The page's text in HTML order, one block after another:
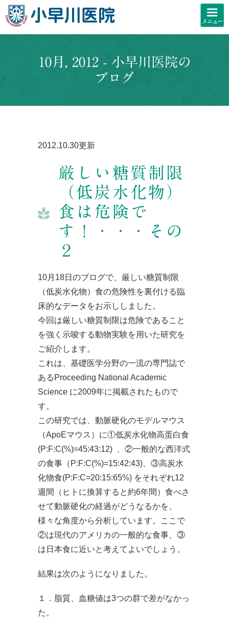
10月, 2012 - 小早川医院の
ブログ
2012.10.30更新
厳しい糖質制限
（低炭水化物）
食は危険で
す！・・・その
２
10月18日のブログで、厳しい糖質制限
（低炭水化物）食の危険性を裏付ける臨
床的なデータをお示ししました。
今回は厳しい糖質制限は危険であること
を強く示唆する動物実験を用いた研究を
ご紹介します。
これは、基礎医学分野の一流の専門誌で
あるProceeding National Academic
Science に2009年に掲載されたもので
す。
この研究では、動脈硬化のモデルマウス
（ApoEマウス）に①低炭水化物高蛋白食
(P:F:C(%)=45:43:12) 、②一般的な西洋式
の食事（P:F:C(%)=15:42:43)、③高炭水
化物食(P:F:C=20:15:65%) をそれぞれ12
週間（ヒトに換算すると約6年間）食べさ
せて動脈硬化の経過がどうなるかを、
様々な角度から分析しています。ここで
②は現代のアメリカの一般的な食事、③
は日本食に近いと考えてよいでしょう。
結果は次のようになりました。
１．脂質、血糖値は3つの群で差がなかっ
た。